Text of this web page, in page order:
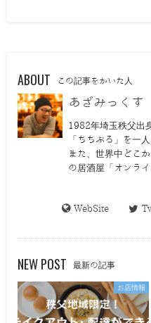
ABOUT この記事をかいた人
あざみっくす
1982年埼玉秩父出
「ちちぶる」を一
また、世界中どこ
の居酒屋「オンラ
WebSite
NEW POST 最新の記事
お店情報